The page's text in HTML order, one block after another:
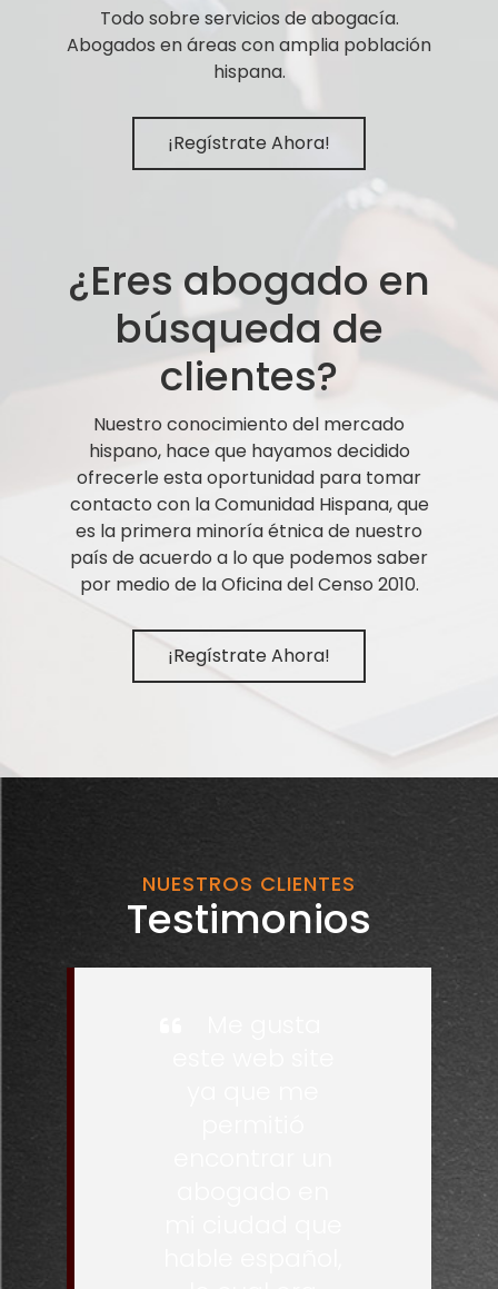
Todo sobre servicios de abogacía.
Abogados en áreas con amplia población
hispana.
¡Regístrate Ahora!
¿Eres abogado en
búsqueda de
clientes?
Nuestro conocimiento del mercado
hispano, hace que hayamos decidido
ofrecerle esta oportunidad para tomar
contacto con la Comunidad Hispana, que
es la primera minoría étnica de nuestro
país de acuerdo a lo que podemos saber
por medio de la Oficina del Censo 2010.
¡Regístrate Ahora!
NUESTROS CLIENTES
Testimonios